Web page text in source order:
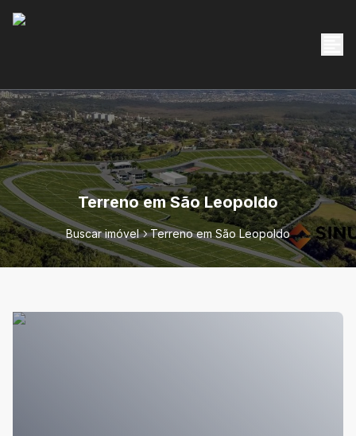
Terreno em São Leopoldo
Buscar imóvel Terreno em São Leopoldo